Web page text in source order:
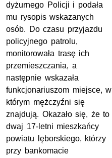
dyżurnego Policji i podała
mu rysopis wskazanych
osób. Do czasu przyjazdu
policyjnego patrolu,
monitorowała trasę ich
przemieszczania, a
następnie wskazała
funkcjonariuszom miejsce, w
którym mężczyźni się
znajdują. Okazało się, że to
dwaj 17-letni mieszkańcy
powiatu lęborskiego, którzy
przy bankomacie